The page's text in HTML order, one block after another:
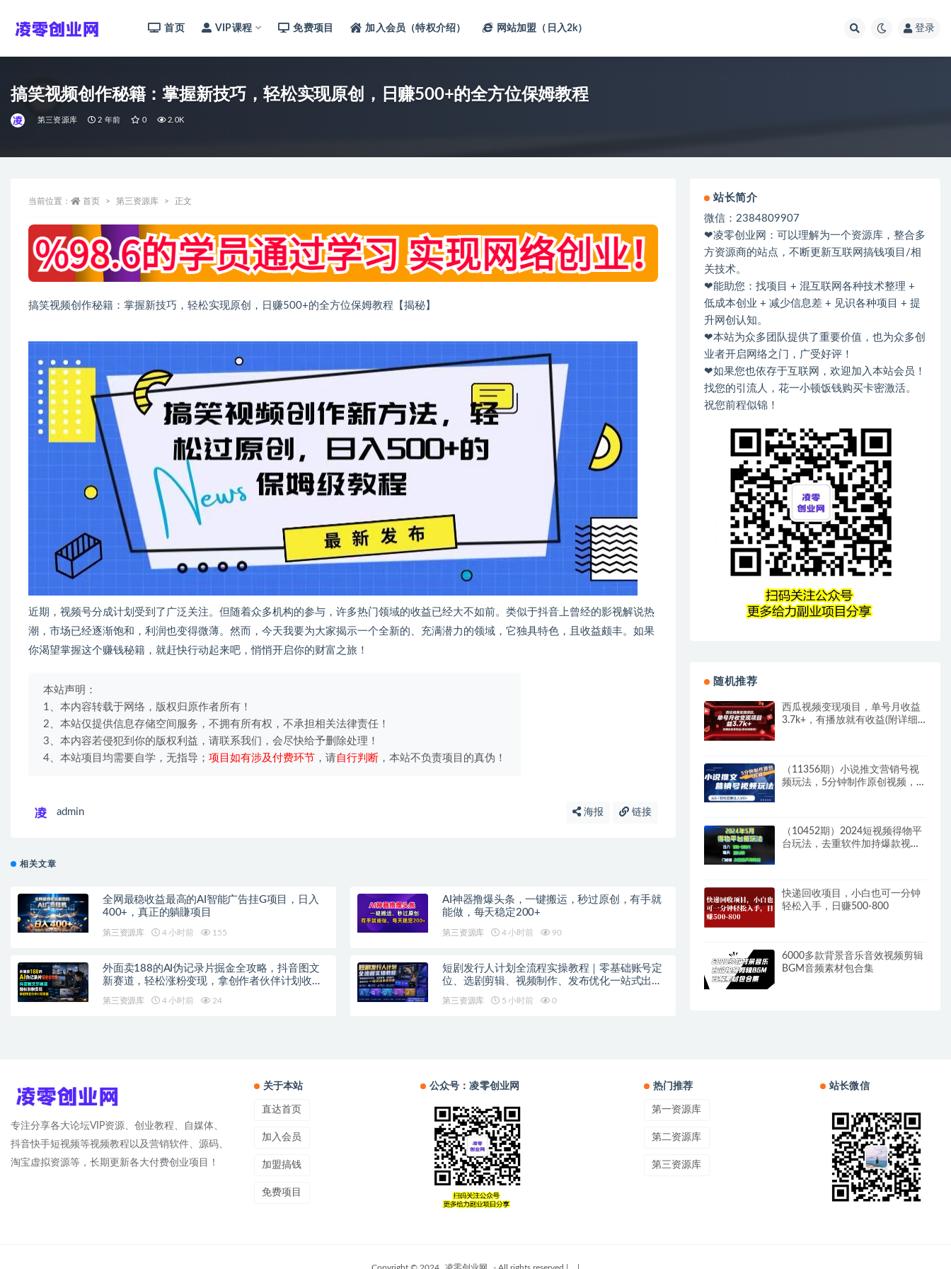
首页 VIP课程 免费项目 加入会员（特权介绍） 网站加盟（日入2k） 登录
搞笑视频创作秘籍：掌握新技巧，轻松实现原创，日赚500+的全方位保姆教程
第三资源库 2 年前 0 2.0K
当前位置： 首页 第三资源库 正文
搞笑视频创作秘籍：掌握新技巧，轻松实现原创，日赚500+的全方位保姆教程【揭秘】
近期，视频号分成计划受到了广泛关注。但随着众多机构的参与，许多热门领域的收益已经大不如前。类似于抖音上曾经的影视解说热
潮，市场已经逐渐饱和，利润也变得微薄。然而，今天我要为大家揭示一个全新的、充满潜力的领域，它独具特色，且收益颇丰。如果
你渴望掌握这个赚钱秘籍，就赶快行动起来吧，悄悄开启你的财富之旅！
本站声明：
1、本内容转载于网络，版权归原作者所有！
2、本站仅提供信息存储空间服务，不拥有所有权，不承担相关法律责任！
3、本内容若侵犯到你的版权利益，请联系我们，会尽快给予删除处理！
4、本站项目均需要自学，无指导； 项目如有涉及付费环节 ，请自行判断 ，本站不负责项目的真伪！
admin 海报 链接
相关文章
全网最稳收益最高的AI智能广告挂G项目，日入
400+，真正的躺賺项目
第三资源库 4 小时前 155
AI神器撸爆头条，一键搬运，秒过原创，有手就
能做，每天稳定200+
第三资源库 4 小时前 90
外面卖188的AI伪记录片掘金全攻略，抖音图文
新赛道，轻松涨粉变现，拿创作者伙伴计划收益
第三资源库 4 小时前 24
短剧发行人计划全流程实操教程｜零基础账号定
位、选剧剪辑、视频制作、发布优化一站式出单
第三资源库 5 小时前 0
站长简介
微信：2384809907
❤凌零创业网：可以理解为一个资源库，整合多
方资源商的站点，不断更新互联网搞钱项目/相
关技术。
❤能助您：找项目 + 混互联网各种技术整理 +
低成本创业 + 减少信息差 + 见识各种项目 + 提
升网创认知。
❤本站为众多团队提供了重要价值，也为众多创
业者开启网络之门，广受好评！
❤如果您也依存于互联网，欢迎加入本站会员！
找您的引流人，花一小顿饭钱购买卡密激活。
祝您前程似锦！
随机推荐
西瓜视频变现项目，单号月收益
3.7k+，有播放就有收益(附详细
（11356期）小说推文营销号视
频玩法，5分钟制作原创视频，
（10452期）2024短视频得物平
台玩法，去重软件加持爆款视频
快递回收项目，小白也可一分钟
轻松入手，日赚500-800
6000多款背景音乐音效视频剪辑
BGM音频素材包合集
专注分享各大论坛VIP资源、创业教程、自媒体、
抖音快手短视频等视频教程以及营销软件、源码、
淘宝虚拟资源等，长期更新各大付费创业项目！
关于本站
直达首页
加入会员
加盟搞钱
免费项目
公众号：凌零创业网 热门推荐
第一资源库
第二资源库
第三资源库
站长微信